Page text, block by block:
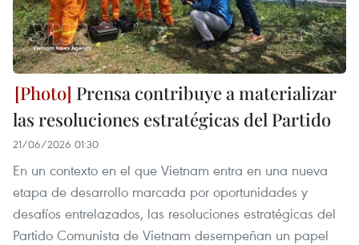
Prensa contribuye a materializar
las resoluciones estratégicas del Partido
21/06/2026 01:30
En un contexto en el que Vietnam entra en una nueva
etapa de desarrollo marcada por oportunidades y
desafíos entrelazados, las resoluciones estratégicas del
Partido Comunista de Vietnam desempeñan un papel